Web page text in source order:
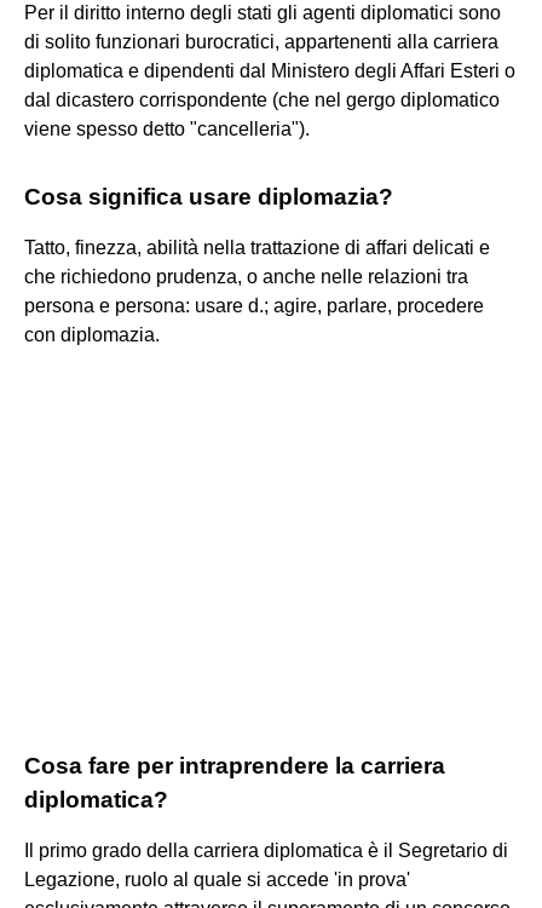
Per il diritto interno degli stati gli agenti diplomatici sono
di solito funzionari burocratici, appartenenti alla carriera
diplomatica e dipendenti dal Ministero degli Affari Esteri o
dal dicastero corrispondente (che nel gergo diplomatico
viene spesso detto "cancelleria").
Cosa significa usare diplomazia?
Tatto, finezza, abilità nella trattazione di affari delicati e
che richiedono prudenza, o anche nelle relazioni tra
persona e persona: usare d.; agire, parlare, procedere
con diplomazia.
Cosa fare per intraprendere la carriera
diplomatica?
Il primo grado della carriera diplomatica è il Segretario di
Legazione, ruolo al quale si accede 'in prova'